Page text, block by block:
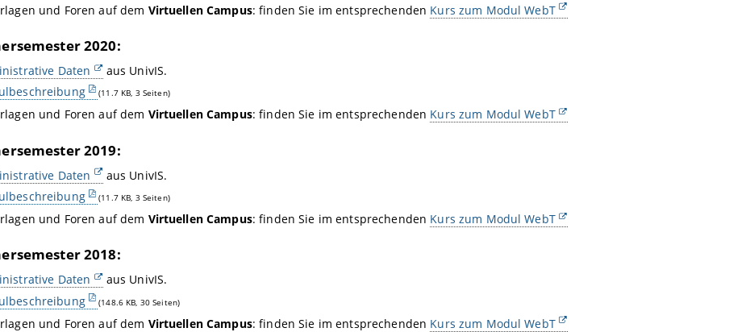
und Foren auf dem Virtuellen Campus: finden Sie im entsprechenden Kurs zum Modul WebT
2020:
Daten
aus UnivIS.
(11.7 KB, 3 Seiten)
und Foren auf dem Virtuellen Campus: finden Sie im entsprechenden Kurs zum Modul WebT
2019:
Daten
aus UnivIS.
(11.7 KB, 3 Seiten)
und Foren auf dem Virtuellen Campus: finden Sie im entsprechenden Kurs zum Modul WebT
2018:
Daten
aus UnivIS.
(148.6 KB, 30 Seiten)
und Foren auf dem Virtuellen Campus: finden Sie im entsprechenden Kurs zum Modul WebT